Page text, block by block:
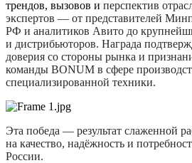
трендов, вызовов и перспектив
экспертов — от представителей
РФ и аналитиков Авито до
и дистрибьюторов. Награда
доверия со стороны рынка и
команды BONUM в сфере
специализированной техники.
Эта победа — результат слаженной
на качество, надёжность и
России.